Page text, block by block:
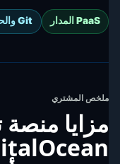
PaaS المدار Git والحاويات
ملخص المشتري
مزايا